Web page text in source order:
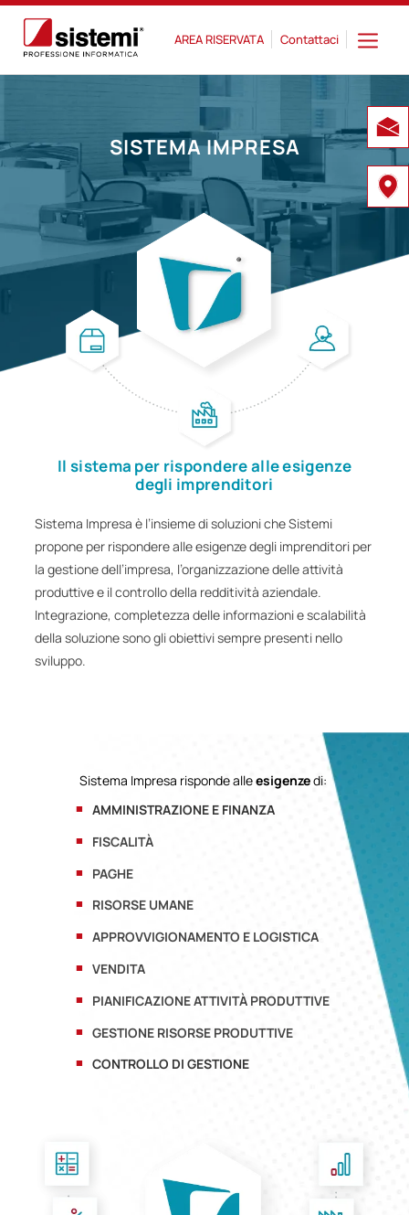
AREA RISERVATA Contattaci
SISTEMA IMPRESA
Il sistema per rispondere alle esigenze
degli imprenditori
Sistema Impresa è l’insieme di soluzioni che Sistemi
propone per rispondere alle esigenze degli imprenditori per
la gestione dell’impresa, l’organizzazione delle attività
produttive e il controllo della redditività aziendale.
Integrazione, completezza delle informazioni e scalabilità
della soluzione sono gli obiettivi sempre presenti nello
sviluppo.
Sistema Impresa risponde alleesigenzedi:
AMMINISTRAZIONE E FINANZA
FISCALITÀ
PAGHE
RISORSE UMANE
APPROVVIGIONAMENTO E LOGISTICA
VENDITA
PIANIFICAZIONE ATTIVITÀ PRODUTTIVE
GESTIONE RISORSE PRODUTTIVE
CONTROLLO DI GESTIONE